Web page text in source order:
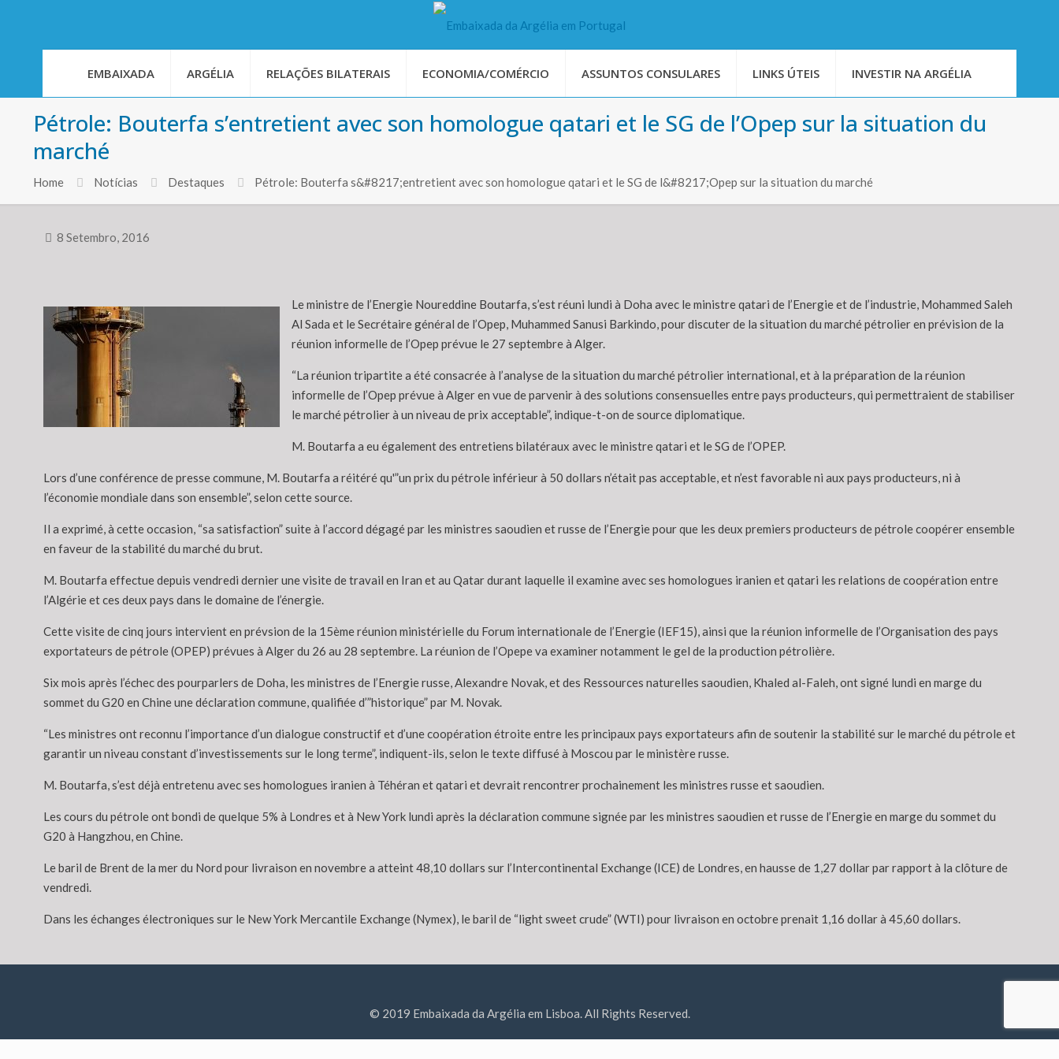
EMBAIXADA ARGÉLIA RELAÇÕES BILATERAIS ECONOMIA/COMÉRCIO ASSUNTOS CONSULARES LINKS ÚTEIS INVESTIR NA ARGÉLIA
Pétrole: Bouterfa s’entretient avec son homologue qatari et le SG de l’Opep sur la situation du
marché
Home Notícias Destaques Pétrole: Bouterfa s&#8217;entretient avec son homologue qatari et le SG de l&#8217;Opep sur la situation du marché
8 Setembro, 2016
Le ministre de l’Energie Noureddine Boutarfa, s’est réuni lundi à Doha avec le ministre qatari de l’Energie et de l’industrie, Mohammed Saleh
Al Sada et le Secrétaire général de l’Opep, Muhammed Sanusi Barkindo, pour discuter de la situation du marché pétrolier en prévision de la
réunion informelle de l’Opep prévue le 27 septembre à Alger.
“La réunion tripartite a été consacrée à l’analyse de la situation du marché pétrolier international, et à la préparation de la réunion
informelle de l’Opep prévue à Alger en vue de parvenir à des solutions consensuelles entre pays producteurs, qui permettraient de stabiliser
le marché pétrolier à un niveau de prix acceptable”, indique-t-on de source diplomatique.
M. Boutarfa a eu également des entretiens bilatéraux avec le ministre qatari et le SG de l’OPEP.
Lors d’une conférence de presse commune, M. Boutarfa a réitéré qu'”un prix du pétrole inférieur à 50 dollars n’était pas acceptable, et n’est favorable ni aux pays producteurs, ni à
l’économie mondiale dans son ensemble”, selon cette source.
Il a exprimé, à cette occasion, “sa satisfaction” suite à l’accord dégagé par les ministres saoudien et russe de l’Energie pour que les deux premiers producteurs de pétrole coopérer ensemble
en faveur de la stabilité du marché du brut.
M. Boutarfa effectue depuis vendredi dernier une visite de travail en Iran et au Qatar durant laquelle il examine avec ses homologues iranien et qatari les relations de coopération entre
l’Algérie et ces deux pays dans le domaine de l’énergie.
Cette visite de cinq jours intervient en prévsion de la 15ème réunion ministérielle du Forum internationale de l’Energie (IEF15), ainsi que la réunion informelle de l’Organisation des pays
exportateurs de pétrole (OPEP) prévues à Alger du 26 au 28 septembre. La réunion de l’Opepe va examiner notamment le gel de la production pétrolière.
Six mois après l’échec des pourparlers de Doha, les ministres de l’Energie russe, Alexandre Novak, et des Ressources naturelles saoudien, Khaled al-Faleh, ont signé lundi en marge du
sommet du G20 en Chine une déclaration commune, qualifiée d’”historique” par M. Novak.
“Les ministres ont reconnu l’importance d’un dialogue constructif et d’une coopération étroite entre les principaux pays exportateurs afin de soutenir la stabilité sur le marché du pétrole et
garantir un niveau constant d’investissements sur le long terme”, indiquent-ils, selon le texte diffusé à Moscou par le ministère russe.
M. Boutarfa, s’est déjà entretenu avec ses homologues iranien à Téhéran et qatari et devrait rencontrer prochainement les ministres russe et saoudien.
Les cours du pétrole ont bondi de quelque 5% à Londres et à New York lundi après la déclaration commune signée par les ministres saoudien et russe de l’Energie en marge du sommet du
G20 à Hangzhou, en Chine.
Le baril de Brent de la mer du Nord pour livraison en novembre a atteint 48,10 dollars sur l’Intercontinental Exchange (ICE) de Londres, en hausse de 1,27 dollar par rapport à la clôture de
vendredi.
Dans les échanges électroniques sur le New York Mercantile Exchange (Nymex), le baril de “light sweet crude” (WTI) pour livraison en octobre prenait 1,16 dollar à 45,60 dollars.
© 2019 Embaixada da Argélia em Lisboa. All Rights Reserved.